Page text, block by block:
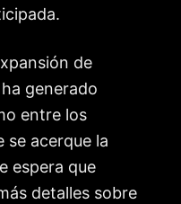
de
generado
entre los
se acerque la
espera que
detalles sobre